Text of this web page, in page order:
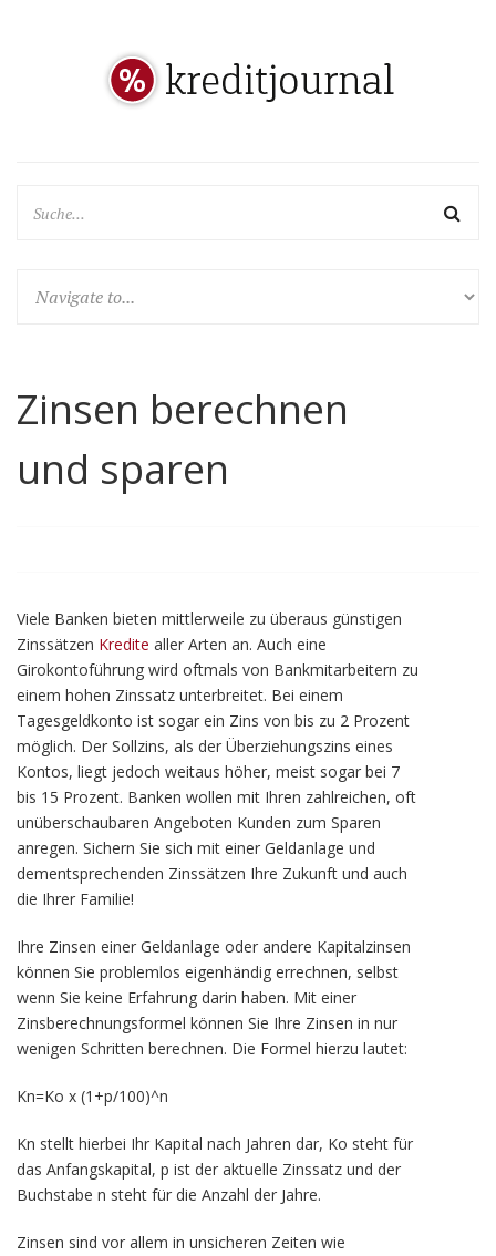
Zinsen berechnen
und sparen
Viele Banken bieten mittlerweile zu überaus günstigen
Zinssätzen Kredite aller Arten an. Auch eine
Girokontoführung wird oftmals von Bankmitarbeitern zu
einem hohen Zinssatz unterbreitet. Bei einem
Tagesgeldkonto ist sogar ein Zins von bis zu 2 Prozent
möglich. Der Sollzins, als der Überziehungszins eines
Kontos, liegt jedoch weitaus höher, meist sogar bei 7
bis 15 Prozent. Banken wollen mit Ihren zahlreichen, oft
unüberschaubaren Angeboten Kunden zum Sparen
anregen. Sichern Sie sich mit einer Geldanlage und
dementsprechenden Zinssätzen Ihre Zukunft und auch
die Ihrer Familie!
Ihre Zinsen einer Geldanlage oder andere Kapitalzinsen
können Sie problemlos eigenhändig errechnen, selbst
wenn Sie keine Erfahrung darin haben. Mit einer
Zinsberechnungsformel können Sie Ihre Zinsen in nur
wenigen Schritten berechnen. Die Formel hierzu lautet:
Kn=Ko x (1+p/100)^n
Kn stellt hierbei Ihr Kapital nach Jahren dar, Ko steht für
das Anfangskapital, p ist der aktuelle Zinssatz und der
Buchstabe n steht für die Anzahl der Jahre.
Zinsen sind vor allem in unsicheren Zeiten wie